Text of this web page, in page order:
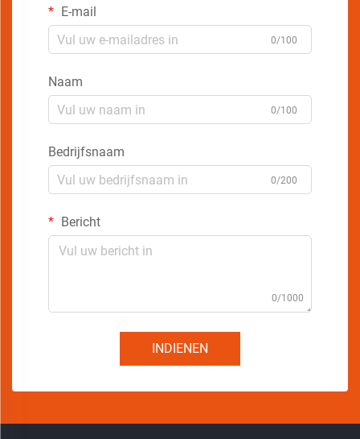
E-mail
0/100
Naam
0/100
Bedrijfsnaam
0/200
Bericht
0/1000
INDIENEN